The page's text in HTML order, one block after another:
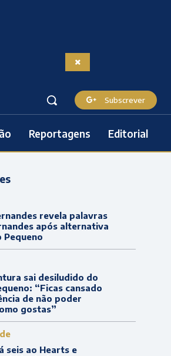
Subscrever
Reportagens Editorial
revela palavras
após alternativa
Pequeno
sai desiludido do
“Ficas cansado
de não poder
gostas”
seis ao Hearts e